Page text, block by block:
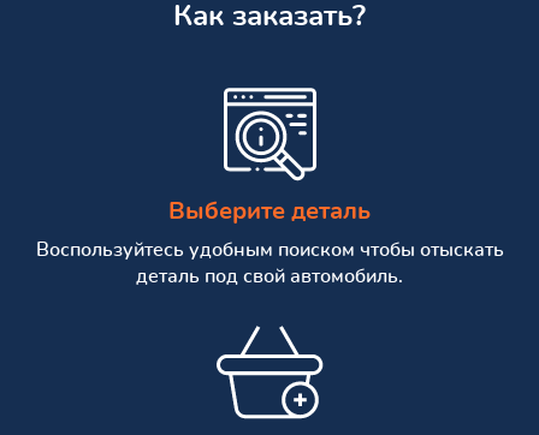
Как заказать?
Выберите деталь
Воспользуйтесь удобным поиском чтобы отыскать
деталь под свой автомобиль.